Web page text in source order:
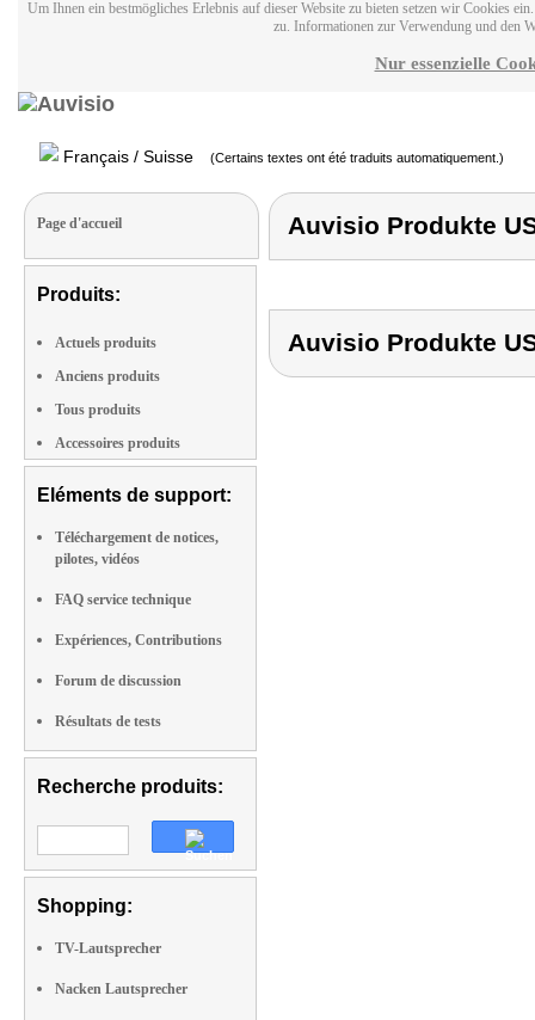
Um Ihnen ein bestmögliches Erlebnis auf dieser Website zu bieten setzen wir Cookies
zu. Informationen zur Verwendung und den
Nur essenzielle
Français / Suisse (Certains textes ont été traduits automatiquement.)
Page d'accueil
Produits:
Actuels produits
Anciens produits
Tous produits
Accessoires produits
Eléments de support:
Téléchargement de notices,
pilotes, vidéos
FAQ service technique
Expériences, Contributions
Forum de discussion
Résultats de tests
Recherche produits:
Shopping:
TV-Lautsprecher
Nacken Lautsprecher
Auvisio Produkte
Auvisio Produkte